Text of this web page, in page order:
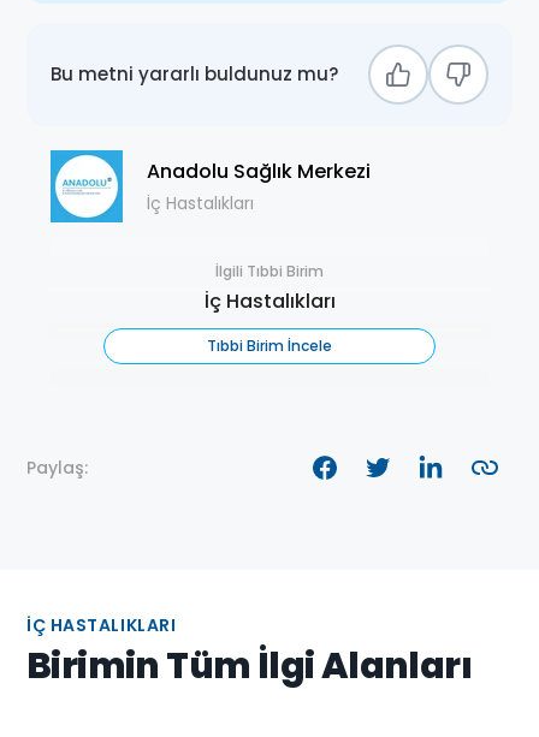
Bu metni yararlı buldunuz mu?
Anadolu Sağlık Merkezi
İç Hastalıkları
İlgili Tıbbi Birim
İç Hastalıkları
Tıbbi Birim İncele
Paylaş:
İÇ HASTALIKLARI
Birimin Tüm İlgi Alanları